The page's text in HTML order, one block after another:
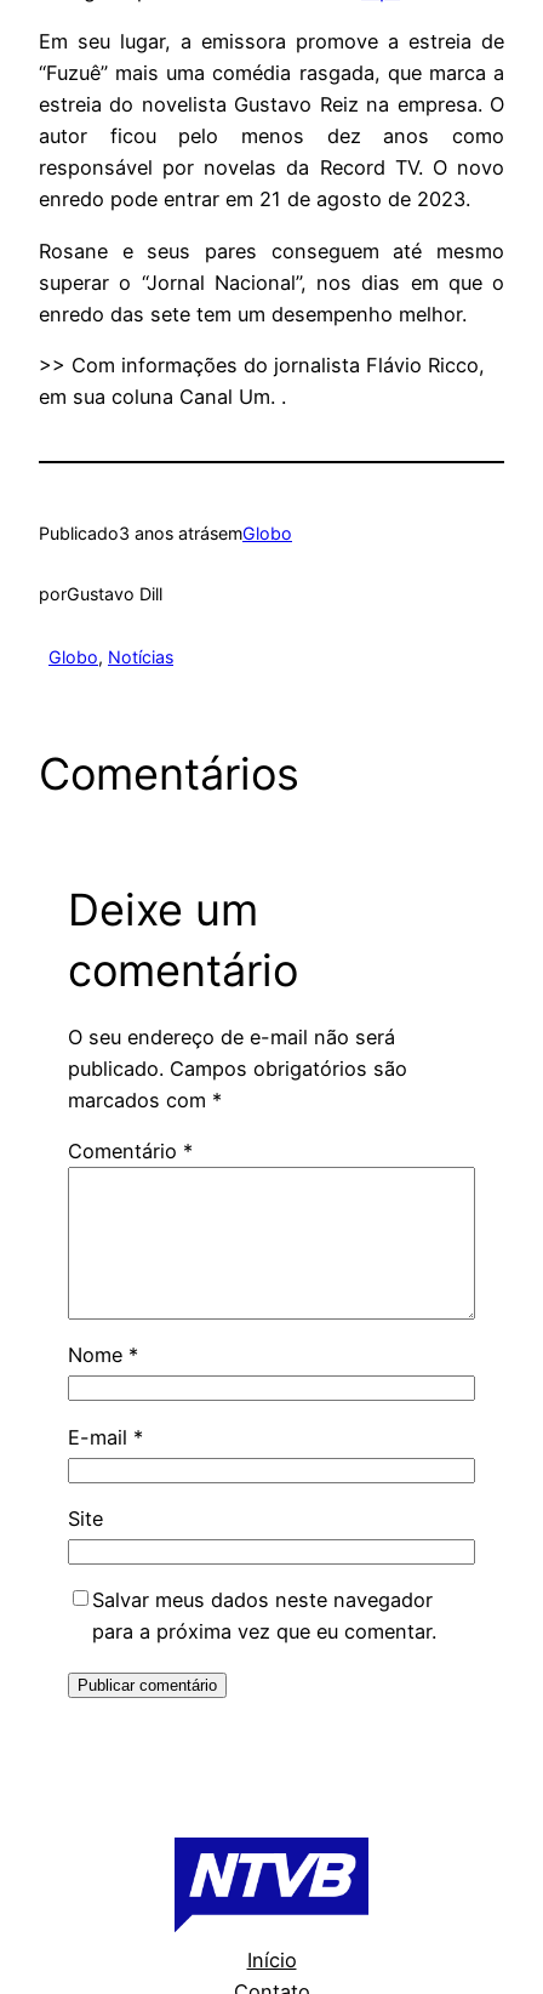
Em seu lugar, a emissora promove a estreia de
“Fuzuê” mais uma comédia rasgada, que marca a
estreia do novelista Gustavo Reiz na empresa. O
autor ficou pelo menos dez anos como
responsável por novelas da Record TV. O novo
enredo pode entrar em 21 de agosto de 2023.
Rosane e seus pares conseguem até mesmo
superar o “Jornal Nacional”, nos dias em que o
enredo das sete tem um desempenho melhor.
>> Com informações do jornalista Flávio Ricco,
em sua coluna Canal Um. .
Publicado3 anos atrásemGlobo
porGustavo Dill
Globo, Notícias
Comentários
Deixe um
comentário
O seu endereço de e-mail não será
publicado. Campos obrigatórios são
marcados com *
Comentário *
Nome *
E-mail *
Site
Salvar meus dados neste navegador
para a próxima vez que eu comentar.
Início